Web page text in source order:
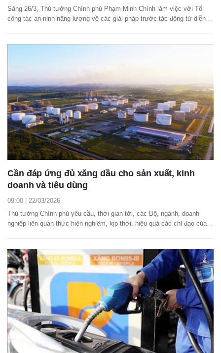
Sáng 26/3, Thủ tướng Chính phủ Phạm Minh Chính làm việc với Tổ
công tác an ninh năng lượng về các giải pháp trước tác động từ diễn
Cần đáp ứng đủ xăng dầu cho sản xuất, kinh
doanh và tiêu dùng
09:00 | 22/03/2026
Thủ tướng Chính phủ yêu cầu, thời gian tới, các Bộ, ngành, doanh
nghiệp liên quan thực hiện nghiêm, kịp thời, hiệu quả các chỉ đạo của